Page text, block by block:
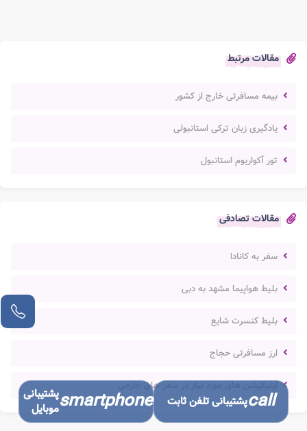
مقالات مرتبط
بیمه مسافرتی خارج از کشور
یادگیری زبان ترکی استانبولی
تور آکواریوم استانبول
مقالات تصادفی
سفر به کانادا
بلیط هواپیما مشهد به دبی
بلیط کنسرت شایع
ارز مسافرتی حجاج
اپلیکیشن های مورد نیاز در سفر های خارجی
callپشتیبانی تلفن ثابت smartphoneپشتیبانی
موبایل